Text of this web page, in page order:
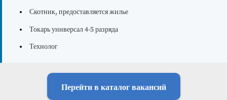
Скотник, предоставляется жилье
Токарь универсал 4-5 разряда
Технолог
Перейти в каталог вакансий